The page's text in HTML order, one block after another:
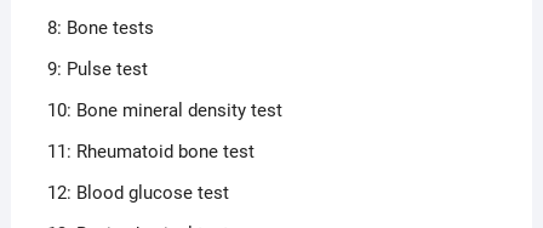
8: Bone tests
9: Pulse test
10: Bone mineral density test
11: Rheumatoid bone test
12: Blood glucose test